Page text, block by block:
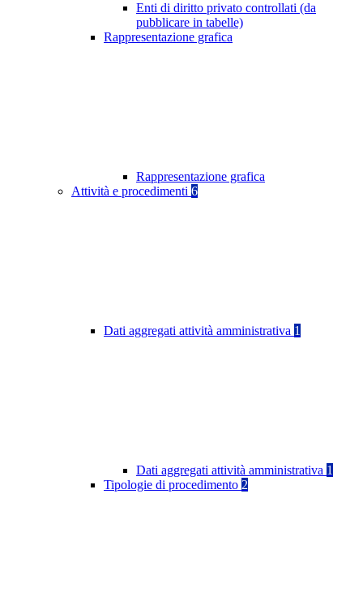
Enti di diritto privato controllati (da
pubblicare in tabelle)
Rappresentazione grafica
Rappresentazione grafica
Attività e procedimenti 6
Dati aggregati attività amministrativa 1
Dati aggregati attività amministrativa 1
Tipologie di procedimento 2